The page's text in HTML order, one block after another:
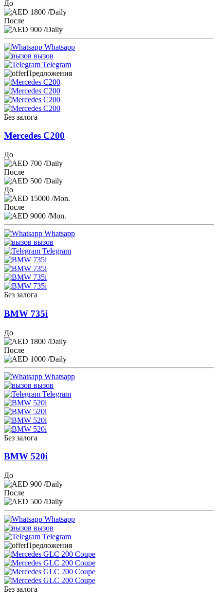
До
1800 /Daily
После
900 /Daily
Whatsapp
вызов
Telegram
Предложения
Без залога
Mercedes C200
До
700 /Daily
После
500 /Daily
До
15000 /Mon.
После
9000 /Mon.
Whatsapp
вызов
Telegram
Без залога
BMW 735i
До
1800 /Daily
После
1000 /Daily
Whatsapp
вызов
Telegram
Без залога
BMW 520i
До
900 /Daily
После
500 /Daily
Whatsapp
вызов
Telegram
Предложения
Без залога